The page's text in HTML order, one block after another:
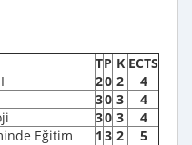
TP K ECTS
20 2
4
30 3
4
30 3
4
Eğitim
1 3 2 5